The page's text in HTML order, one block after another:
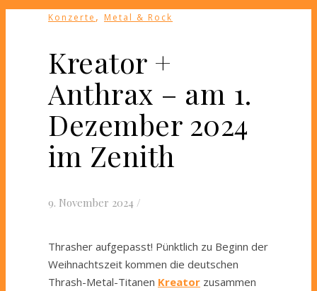
Konzerte , Metal & Rock
Kreator +
Anthrax – am 1.
Dezember 2024
im Zenith
9. November 2024 /
Thrasher aufgepasst! Pünktlich zu Beginn der
Weihnachtszeit kommen die deutschen
Thrash-Metal-Titanen Kreator zusammen